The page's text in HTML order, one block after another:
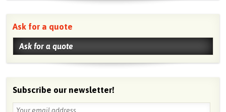
Ask for a quote
Ask for a quote
Subscribe our newsletter!